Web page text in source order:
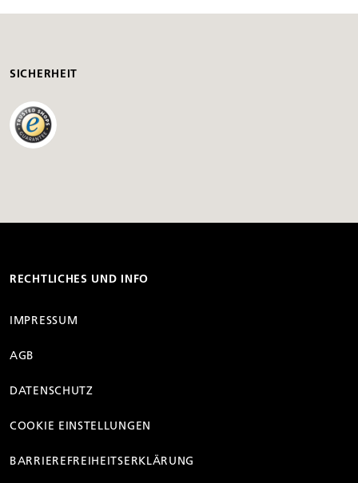
SICHERHEIT
RECHTLICHES UND INFO
IMPRESSUM
AGB
DATENSCHUTZ
COOKIE EINSTELLUNGEN
BARRIEREFREIHEITSERKLÄRUNG